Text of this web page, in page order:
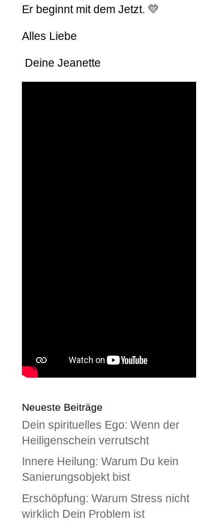
Er beginnt mit dem Jetzt. 💛
Alles Liebe
Deine Jeanette
Neueste Beiträge
Dein spirituelles Ego: Wenn der
Heiligenschein verrutscht
Innere Heilung: Warum Du kein
Sanierungsobjekt bist
Erschöpfung: Warum Stress nicht
wirklich Dein Problem ist